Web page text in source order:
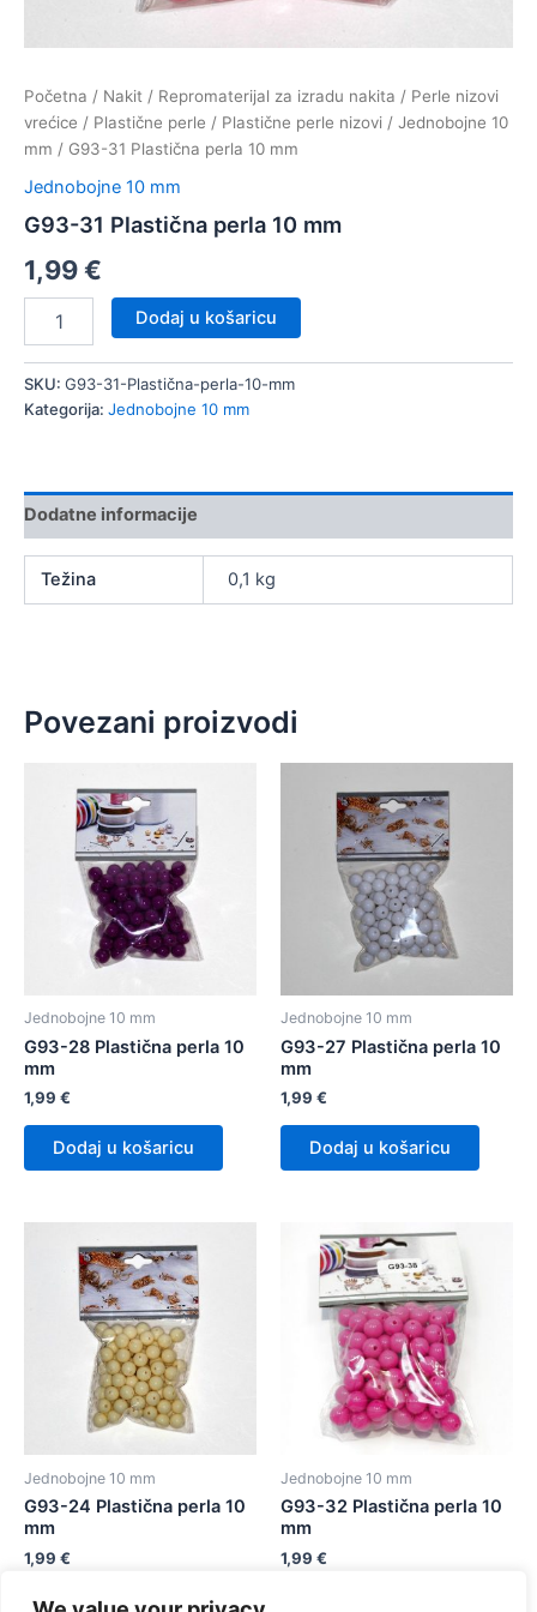
Početna / Nakit / Repromaterijal za izradu nakita / Perle nizovi
vrećice / Plastične perle / Plastične perle nizovi / Jednobojne 10
mm / G93-31 Plastična perla 10 mm
Jednobojne 10 mm
G93-31 Plastična perla 10 mm
1,99€
perla
10
Dodaj u košaricu
SKU: G93-31-Plastična-perla-10-mm
Kategorija: Jednobojne 10 mm
Dodatne informacije
Težina 0,1 kg
Povezani proizvodi
Jednobojne 10 mm
G93-28 Plastična perla 10
mm
1,99 €
Dodaj u košaricu
Jednobojne 10 mm
G93-27 Plastična perla 10
mm
1,99 €
Dodaj u košaricu
Jednobojne 10 mm
G93-24 Plastična perla 10
mm
1,99 €
Jednobojne 10 mm
G93-32 Plastična perla 10
mm
1,99 €